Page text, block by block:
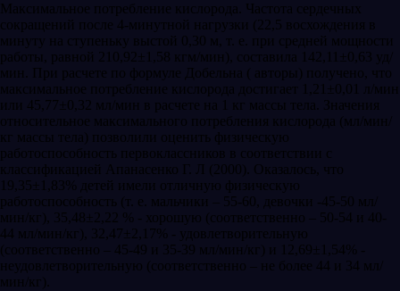
Максимальное потребление кислорода. Частота сердечных
сокращений после 4-минутной нагрузки (22,5 восхождения в
минуту на ступеньку выстой 0,30 м, т. е. при средней мощности
работы, равной 210,92±1,58 кгм/мин), составила 142,11±0,63 уд/
мин. При расчете по формуле Добельна ( авторы) получено, что
максимальное потребление кислорода достигает 1,21±0,01 л/мин
или 45,77±0,32 мл/мин в расчете на 1 кг массы тела. Значения
относительное максимального потребления кислорода (мл/мин/
кг массы тела) позволили оценить физическую
работоспособность первоклассников в соответствии с
классификацией Апанасенко Г. Л (2000). Оказалось, что
19,35±1,83% детей имели отличную физическую
работоспособность (т. е. мальчики – 55-60, девочки -45-50 мл/
мин/кг), 35,48±2,22 % - хорошую (соответственно – 50-54 и 40-
44 мл/мин/кг), 32,47±2,17% - удовлетворительную
(соответственно – 45-49 и 35-39 мл/мин/кг) и 12,69±1,54% -
неудовлетворительную (соответственно – не более 44 и 34 мл/
мин/кг).